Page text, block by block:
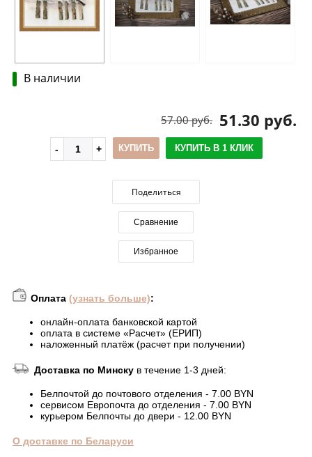
В наличии
51.30 руб.
57.00 руб.
КУПИТЬ КУПИТЬ В 1 КЛИК
Поделиться
Сравнение
Избранное
Оплата (узнать больше):
онлайн-оплата банковской картой
оплата в системе «Расчет» (ЕРИП)
наложенный платёж (расчет при получении)
Доставка по Минску в течение 1-3 дней:
Белпочтой до почтового отделения - 7.00 BYN
сервисом Европочта до отделения - 7.00 BYN
курьером Белпочты до двери - 12.00 BYN
О доставке по Беларуси